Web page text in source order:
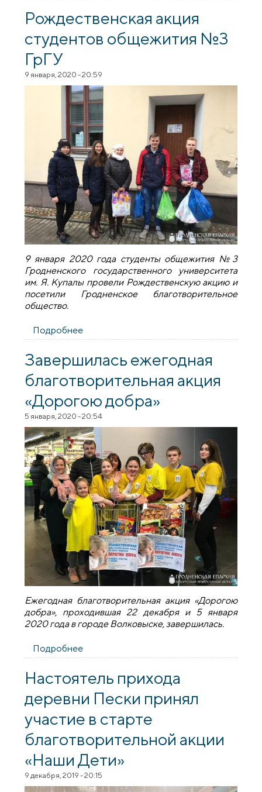
Рождественская акция
студентов общежития №3
ГрГУ
9 января, 2020 - 20:59
9 января 2020 года студенты общежития №3
Гродненского государственного университета
им. Я. Купалы провели Рождественскую акцию и
посетили Гродненское благотворительное
общество.
Подробнее
общежития №3 ГрГУ
Завершилась ежегодная
благотворительная акция
«Дорогою добра»
5 января, 2020 - 20:54
Ежегодная благотворительная акция «Дорогою
добра», проходившая 22 декабря и 5 января
2020 года в городе Волковыске, завершилась.
Подробнее
благотворительная акция «Дорогою
Настоятель прихода
деревни Пески принял
участие в старте
благотворительной акции
«Наши Дети»
9 декабря, 2019 - 20:15